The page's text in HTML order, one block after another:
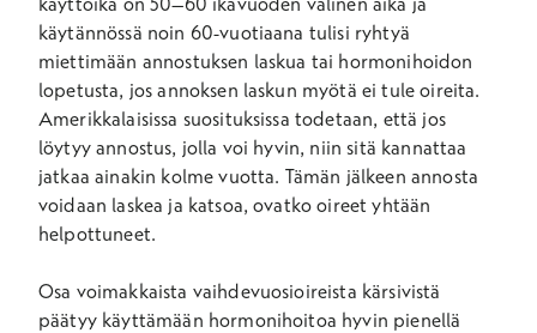
käytännössä noin 60-vuotiaana tulisi ryhtyä
miettimään annostuksen laskua tai hormonihoidon
lopetusta, jos annoksen laskun myötä ei tule oireita.
Amerikkalaisissa suosituksissa todetaan, että jos
löytyy annostus, jolla voi hyvin, niin sitä kannattaa
jatkaa ainakin kolme vuotta. Tämän jälkeen annosta
voidaan laskea ja katsoa, ovatko oireet yhtään
helpottuneet.
Osa voimakkaista vaihdevuosioireista kärsivistä
päätyy käyttämään hormonihoitoa hyvin pienellä